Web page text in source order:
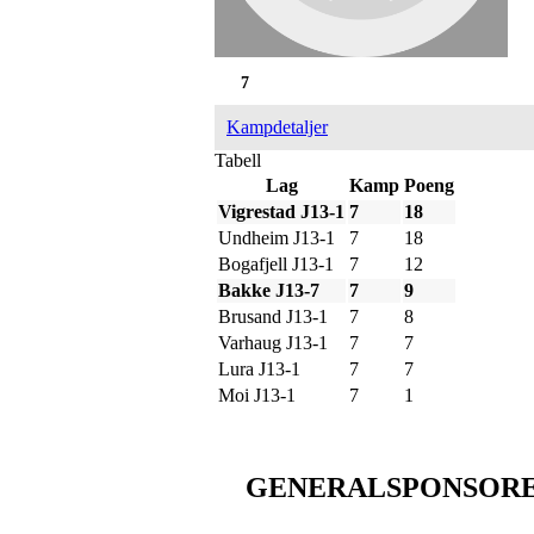
7
Kampdetaljer
Tabell
Lag
Kamp Poeng
Vigrestad J13-1 7
18
Undheim J13-1
7
18
Bogafjell J13-1
7
12
Bakke J13-7
7
9
Brusand J13-1
7
8
Varhaug J13-1
7
7
Lura J13-1
7
7
Moi J13-1
7 1